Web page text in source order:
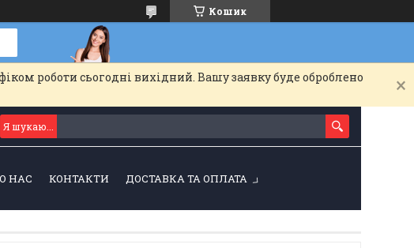
Кошик
роботи сьогодні вихідний. Вашу заявку буде оброблено
НАС КОНТАКТИ ДОСТАВКА ТА ОПЛАТА